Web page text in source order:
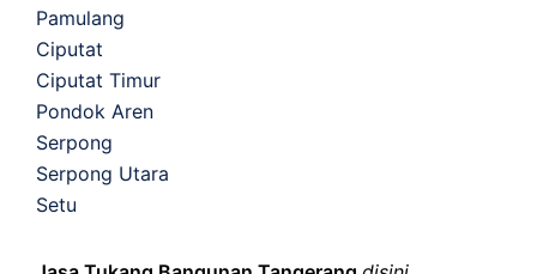
Pamulang
Ciputat
Ciputat Timur
Pondok Aren
Serpong
Serpong Utara
Setu